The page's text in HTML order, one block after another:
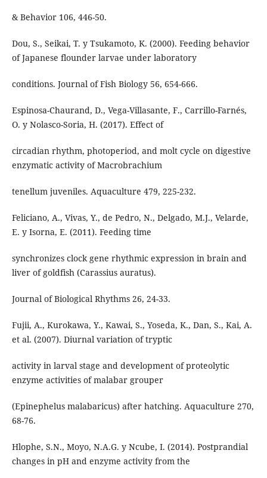
& Behavior 106, 446-50.
Dou, S., Seikai, T. y Tsukamoto, K. (2000). Feeding behavior
of Japanese flounder larvae under laboratory
conditions. Journal of Fish Biology 56, 654-666.
Espinosa-Chaurand, D., Vega-Villasante, F., Carrillo-Farnés,
O. y Nolasco-Soria, H. (2017). Effect of
circadian rhythm, photoperiod, and molt cycle on digestive
enzymatic activity of Macrobrachium
tenellum juveniles. Aquaculture 479, 225-232.
Feliciano, A., Vivas, Y., de Pedro, N., Delgado, M.J., Velarde,
E. y Isorna, E. (2011). Feeding time
synchronizes clock gene rhythmic expression in brain and
liver of goldfish (Carassius auratus).
Journal of Biological Rhythms 26, 24-33.
Fujii, A., Kurokawa, Y., Kawai, S., Yoseda, K., Dan, S., Kai, A.
et al. (2007). Diurnal variation of tryptic
activity in larval stage and development of proteolytic
enzyme activities of malabar grouper
(Epinephelus malabaricus) after hatching. Aquaculture 270,
68-76.
Hlophe, S.N., Moyo, N.A.G. y Ncube, I. (2014). Postprandial
changes in pH and enzyme activity from the